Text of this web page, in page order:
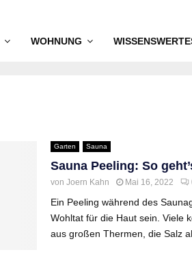
WOHNUNG
Garten Sauna
Sauna Peeling: So
von Joern Kahn Mai 16, 2022
Ein Peeling während des
Wohltat für die Haut sein. Viele
aus großen Thermen, die Salz